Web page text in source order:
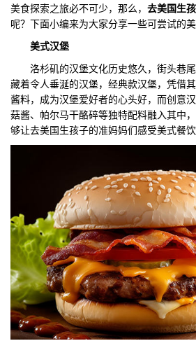
美食探索之旅必不可少，那么， 去美国生
呢？下面小编来为大家分享一些可尝试的美
美式汉堡
洛杉矶的汉堡文化历史悠久，街头巷尾
藏着令人垂涎的汉堡，经典款汉堡，凭借
酱料，成为汉堡爱好者的心头好，而创意
菇酱、帕尔马干酪碎等独特配料融入其中
够让去美国生孩子的准妈妈们感受美式餐饮